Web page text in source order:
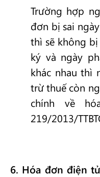
Trường hợp
đơn bị sai
thì sẽ không
ký và ngày
khác nhau thì
trừ thuế còn
chính về
219/2013/
6. Hóa đơn điện